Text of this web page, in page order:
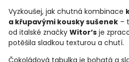
Vyzkoušej, jak chutná kombinace
a křupavými kousky sušenek –
od italské značky Witor’s je
potěšila sladkou texturou a chutí.